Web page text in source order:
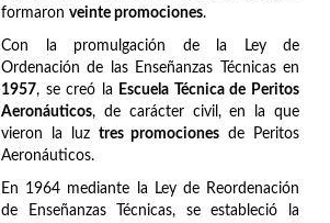
formaron veinte promociones.
Con la promulgación de la Ley de
Ordenación de las Enseñanzas Técnicas en
1957, se creó la
Escuela Técnica de Peritos
Aeronáuticos, de carácter civil, en la que
vieron la luz tres promociones de Peritos
Aeronáuticos.
En 1964 mediante la Ley de Reordenación
de Enseñanzas Técnicas, se estableció la